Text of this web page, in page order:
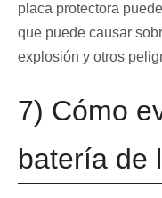
placa protectora
que puede causar
explosión y otros
7) Cómo
batería de